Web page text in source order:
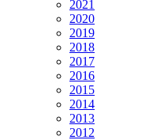
2021
2020
2019
2018
2017
2016
2015
2014
2013
2012